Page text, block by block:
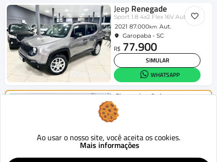
Jeep Renegade
Sport 1.8 4x2 Flex 16V Aut.
2021 87.000km Aut.
Garopaba - SC
R$ 77.900
SIMULAR
WHATSAPP
ChevroletOnix
2015
R$ 46.900
Ao usar o nosso site, você aceita os cookies.
Mais informações